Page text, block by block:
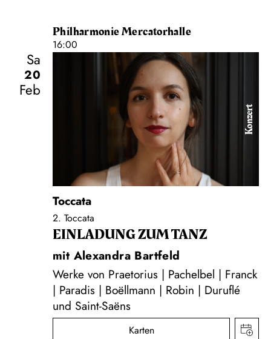
Philharmonie Mercatorhalle
16:00
Sa
20
Feb
Konzert
Toccata
2. Toccata
EINLADUNG ZUM TANZ
mit Alexandra Bartfeld
Werke von Praetorius | Pachelbel | Franck
| Paradis | Boëllmann | Robin | Duruflé
und Saint-Saëns
Karten